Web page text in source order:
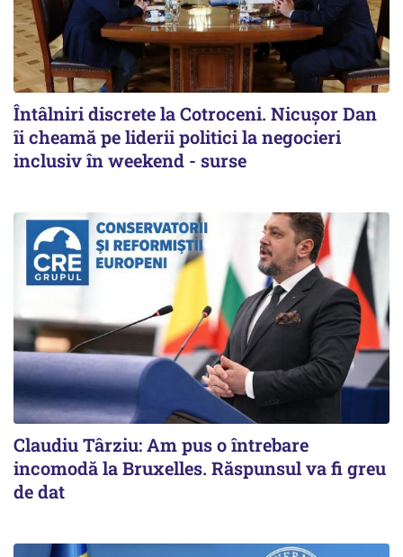
Întâlniri discrete la Cotroceni. Nicușor Dan
îi cheamă pe liderii politici la negocieri
inclusiv în weekend - surse
Claudiu Târziu: Am pus o întrebare
incomodă la Bruxelles. Răspunsul va fi greu
de dat